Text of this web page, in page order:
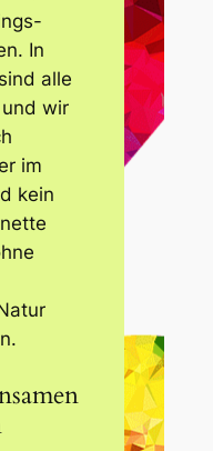
In
alle
wir
im
kein